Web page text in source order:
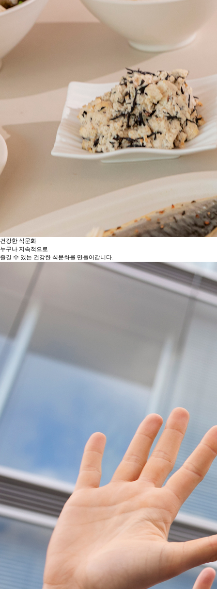
건강한 식문화
누구나 지속적으로
즐길 수 있는 건강한 식문화를 만들어갑니다.